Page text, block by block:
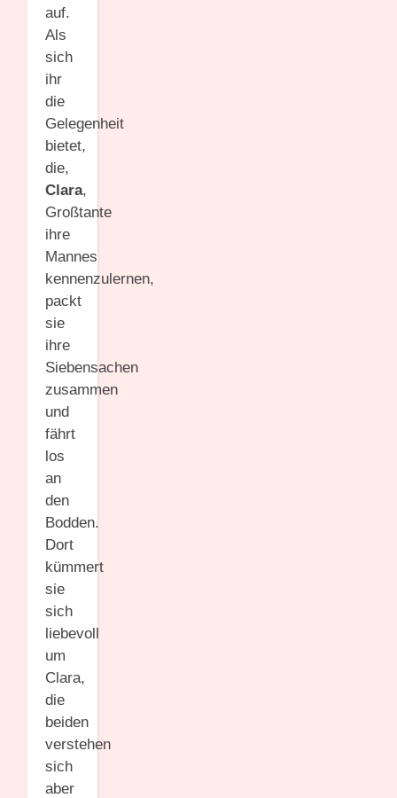
auf.
Als
sich
ihr
die
Gelegenheit
bietet,
die,
Clara,
Großtante
ihre
Mannes
kennenzulernen,
packt
sie
ihre
Siebensachen
zusammen
und
fährt
los
an
den
Bodden.
Dort
kümmert
sie
sich
liebevoll
um
Clara,
die
beiden
verstehen
sich
aber